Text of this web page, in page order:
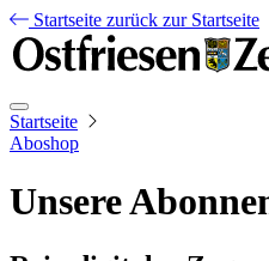
Startseite zurück zur Startseite
Startseite
Aboshop
Unsere